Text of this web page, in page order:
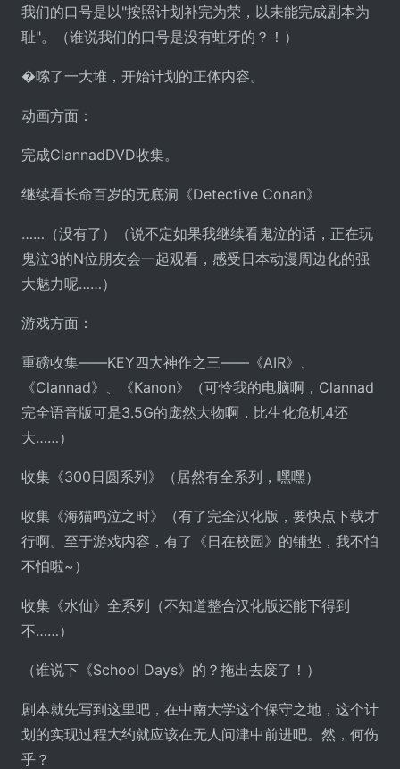
我们的口号是以"按照计划补完为荣，以未能完成剧本为
耻"。（谁说我们的口号是没有蛀牙的？！）
�嗦了一大堆，开始计划的正体内容。
动画方面：
完成ClannadDVD收集。
继续看长命百岁的无底洞《Detective Conan》
……（没有了）（说不定如果我继续看鬼泣的话，正在玩
鬼泣3的N位朋友会一起观看，感受日本动漫周边化的强
大魅力呢……）
游戏方面：
重磅收集――KEY四大神作之三――《AIR》、
《Clannad》、《Kanon》（可怜我的电脑啊，Clannad
完全语音版可是3.5G的庞然大物啊，比生化危机4还
大……）
收集《300日圆系列》（居然有全系列，嘿嘿）
收集《海猫鸣泣之时》（有了完全汉化版，要快点下载才
行啊。至于游戏内容，有了《日在校园》的铺垫，我不怕
不怕啦~）
收集《水仙》全系列（不知道整合汉化版还能下得到
不……）
（谁说下《School Days》的？拖出去废了！）
剧本就先写到这里吧，在中南大学这个保守之地，这个计
划的实现过程大约就应该在无人问津中前进吧。然，何伤
乎？